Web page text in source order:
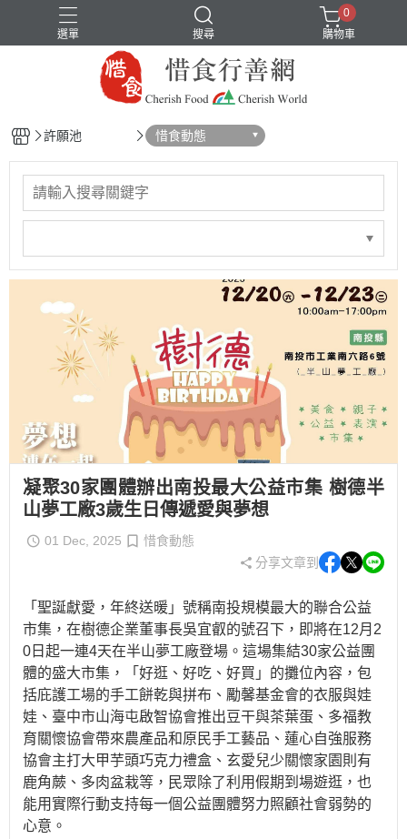
選單 搜尋
0
購物車
許願池 惜食動態
凝聚30家團體辦出南投最大公益市集 樹德半
山夢工廠3歲生日傳遞愛與夢想
01 Dec, 2025
惜食動態
分享文章到
「聖誕獻愛，年終送暖」號稱南投規模最大的聯合公益
市集，在樹德企業董事長吳宜叡的號召下，即將在12月2
0日起一連4天在半山夢工廠登場。這場集結30家公益團
體的盛大市集，「好逛、好吃、好買」的攤位內容，包
括庇護工場的手工餅乾與拼布、勵馨基金會的衣服與娃
娃、臺中市山海屯啟智協會推出豆干與茶葉蛋、多福教
育關懷協會帶來農產品和原民手工藝品、蓮心自強服務
協會主打大甲芋頭巧克力禮盒、玄愛兒少關懷家園則有
鹿角蕨、多肉盆栽等，民眾除了利用假期到場遊逛，也
能用實際行動支持每一個公益團體努力照顧社會弱勢的
心意。